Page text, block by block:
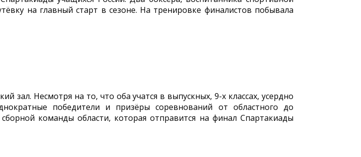
на главный старт в сезоне. На тренировке финалистов побывала
Несмотря на то, что оба учатся в выпускных, 9-х классах, усердно
победители и призёры соревнований от областного до
команды области, которая отправится на финал Спартакиады